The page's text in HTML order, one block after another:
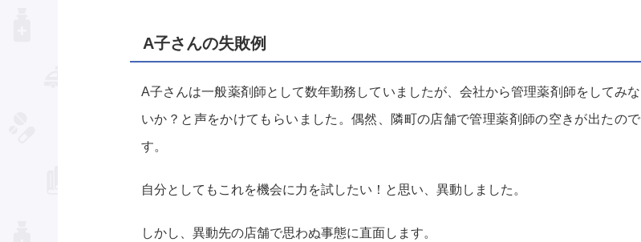
A子さんの失敗例
A子さんは一般薬剤師として数年勤務していましたが、会社から管理薬剤師をしてみな
いか？と声をかけてもらいました。偶然、隣町の店舗で管理薬剤師の空きが出たので
す。
自分としてもこれを機会に力を試したい！と思い、異動しました。
しかし、異動先の店舗で思わぬ事態に直面します。